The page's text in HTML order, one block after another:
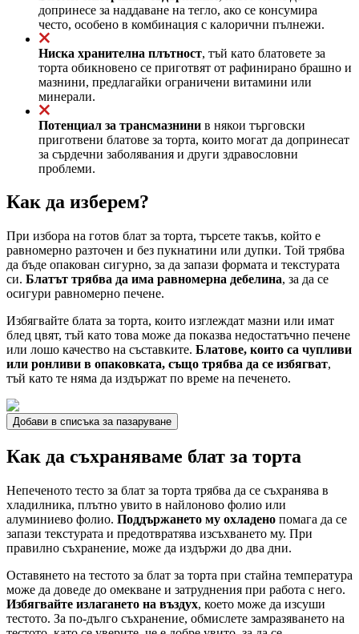
допринесе за наддаване на тегло, ако се консумира
често, особено в комбинация с калорични пълнежи.
Ниска хранителна плътност, тъй като блатовете за
торта обикновено се приготвят от рафинирано брашно и
мазнини, предлагайки ограничени витамини или
минерали.
Потенциал за трансмазнини в някои търговски
приготвени блатове за торта, които могат да допринесат
за сърдечни заболявания и други здравословни
проблеми.
Как да изберем?
При избора на готов блат за торта, търсете такъв, който е
равномерно разточен и без пукнатини или дупки. Той трябва
да бъде опакован сигурно, за да запази формата и текстурата
си. Блатът трябва да има равномерна дебелина, за да се
осигури равномерно печене.
Избягвайте блата за торта, които изглеждат мазни или имат
блед цвят, тъй като това може да показва недостатъчно печене
или лошо качество на съставките. Блатове, които са чупливи
или ронливи в опаковката, също трябва да се избягват,
тъй като те няма да издържат по време на печенето.
Добави в списъка за пазаруване
Как да съхраняваме блат за торта
Непеченото тесто за блат за торта трябва да се съхранява в
хладилника, плътно увито в найлоново фолио или
алуминиево фолио. Поддържането му охладено помага да се
запази текстурата и предотвратява изсъхването му. При
правилно съхранение, може да издържи до два дни.
Оставянето на тестото за блат за торта при стайна температура
може да доведе до омекване и затруднения при работа с него.
Избягвайте излагането на въздух, което може да изсуши
тестото. За по-дълго съхранение, обмислете замразяването на